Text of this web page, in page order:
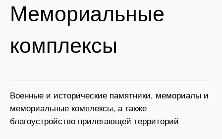
Мемориальные
комплексы
Военные и исторические памятники, мемориалы и
мемориальные комплексы, а также
благоустройство прилегающей территорий